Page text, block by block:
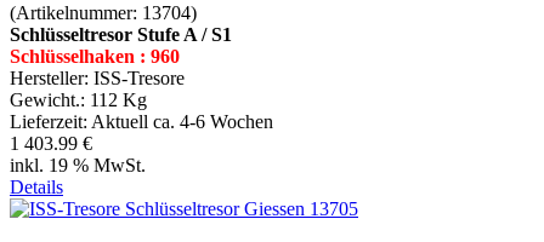
(Artikelnummer: 13704)
Schlüsseltresor Stufe A / S1
Schlüsselhaken : 960
Hersteller: ISS-Tresore
Gewicht.: 112 Kg
Lieferzeit: Aktuell ca. 4-6 Wochen
1 403.99 €
inkl. 19 % MwSt.
Details